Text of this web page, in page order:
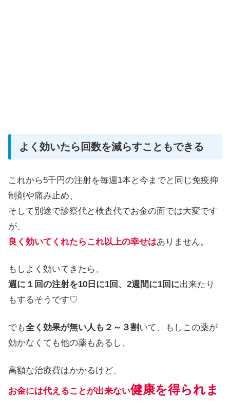
よく効いたら回数を減らすこともできる
これから5千円の注射を毎週1本と今までと同じ免疫抑
制剤や痛み止め、
そして別途で診察代と検査代でお金の面では大変です
が、
良く効いてくれたらこれ以上の幸せはありません。
もしよく効いてきたら、
週に１回の注射を10日に1回、2週間に1回に出来たり
もするそうです♡
でも全く効果が無い人も２～３割 いて、もしこの薬が
効かなくても他の薬もあるし、
高額な治療費はかかるけど、
お金には代えることが出来ない健康を得られま